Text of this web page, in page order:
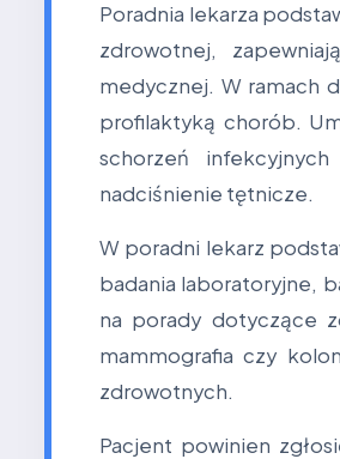
Poradnia lekarza
zdrowotnej,
medycznej. W ramach
profilaktyką chorób.
schorzeń
nadciśnienie tętnicze.
W poradni lekarz
badania laboratoryjne,
na porady dotyczące
mammografia czy
zdrowotnych.
Pacjent powinien